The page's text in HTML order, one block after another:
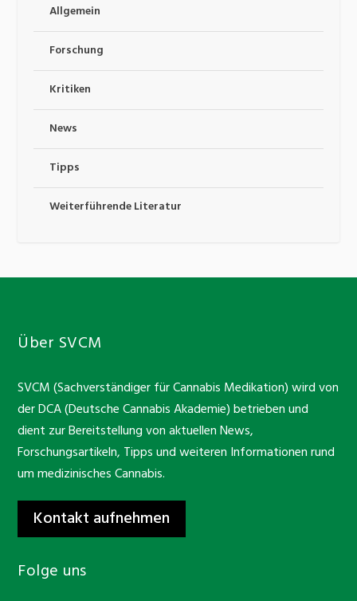
Allgemein
Forschung
Kritiken
News
Tipps
Weiterführende Literatur
Über SVCM
SVCM (Sachverständiger für Cannabis Medikation) wird von
der DCA (Deutsche Cannabis Akademie) betrieben und
dient zur Bereitstellung von aktuellen News,
Forschungsartikeln, Tipps und weiteren Informationen rund
um medizinisches Cannabis.
Kontakt aufnehmen
Folge uns